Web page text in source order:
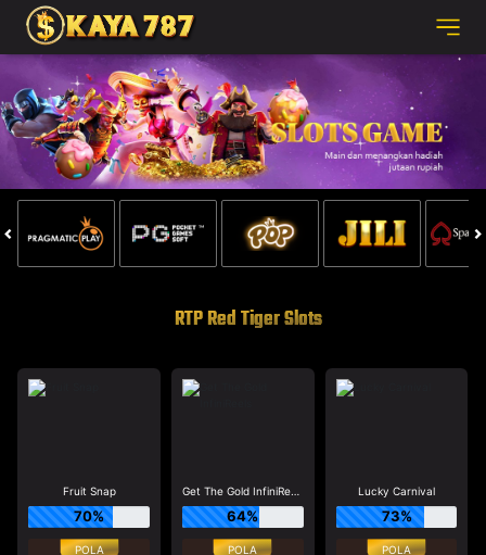
RTP Red Tiger Slots
Fruit Snap
70%
Get The Gold InfiniReels
64%
Lucky Carnival
73%